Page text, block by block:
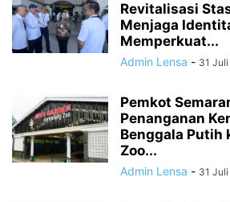
Revitalisasi
Menjaga
Memperkuat...
Admin Lensa - 31
Pemkot
Penanganan
Benggala Putih
Zoo...
Admin Lensa - 31